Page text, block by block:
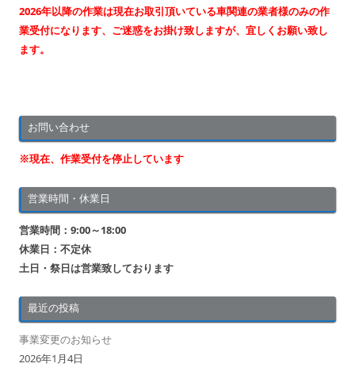
ョ
ン
2026年以降の作業は現在お取引頂いている車関連の業者様のみの作
業受付になります、ご迷惑をお掛け致しますが、宜しくお願い致し
ます。
お問い合わせ
※現在、作業受付を停止しています
営業時間・休業日
営業時間：9:00～18:00
休業日：不定休
土日・祭日は営業致しております
最近の投稿
事業変更のお知らせ
2026年1月4日